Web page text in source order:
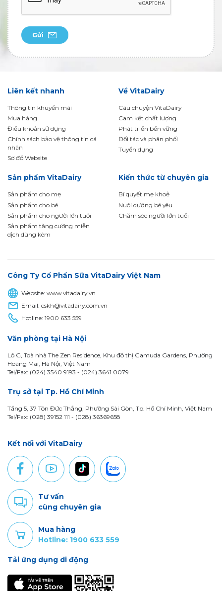
Gửi
Liên kết nhanh
Thông tin khuyến mãi
Mua hàng
Điều khoản sử dụng
Chính sách bảo vệ thông tin cá
nhân
Sơ đồ Website
Về VitaDairy
Câu chuyện VitaDairy
Cam kết chất lượng
Phát triển bền vững
Đối tác và phân phối
Tuyển dụng
Sản phẩm VitaDairy
Sản phẩm cho mẹ
Sản phẩm cho bé
Sản phẩm cho người lớn tuổi
Sản phẩm tăng cường miễn
dịch dùng kèm
Kiến thức từ chuyên gia
Bí quyết mẹ khoẻ
Nuôi dưỡng bé yêu
Chăm sóc người lớn tuổi
Công Ty Cổ Phần Sữa VitaDairy Việt Nam
Website:www.vitadairy.vn
Email:cskh@vitadairy.com.vn
Hotline:1900 633 559
Văn phòng tại Hà Nội
Lô G, Toà nhà The Zen Residence, Khu đô thị Gamuda Gardens, Phường
Hoàng Mai, Hà Nội, Việt Nam
Tel/Fax: (024) 3540 9193 - (024) 3641 0079
Trụ sở tại Tp. Hồ Chí Minh
Tầng 5, 37 Tôn Đức Thắng, Phường Sài Gòn, Tp. Hồ Chí Minh, Việt Nam
Tel/Fax: (028) 39152 111 - (028) 36369658
Kết nối với VitaDairy
Tư vấn
cùng chuyên gia
Mua hàng
Hotline: 1900 633 559
Tải ứng dụng di động